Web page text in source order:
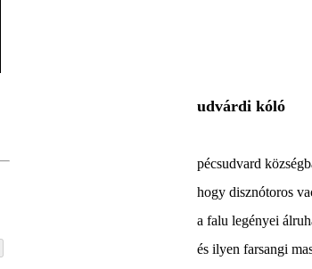
udvárdi kóló
pécsudvard
hogy disznótoros
a falu legényei
és ilyen farsangi